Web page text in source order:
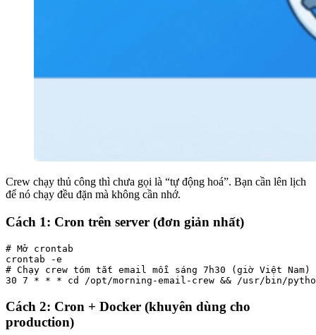
Crew chạy thủ công thì chưa gọi là “tự động hoá”. Bạn cần lên lịch
để nó chạy đều đặn mà không cần nhớ.
Cách 1: Cron trên server (đơn giản nhất)
# Mở crontab
crontab -e
# Chạy crew tóm tắt email mỗi sáng 7h30 (giờ Việt Nam)
30 7 * * * cd /opt/morning-email-crew && /usr/bin/
Cách 2: Cron + Docker (khuyên dùng cho
production)